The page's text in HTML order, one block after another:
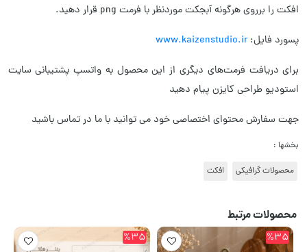
افکت را برروی هرگونه آبجکت موردنظر با فرمت png قرار دهید.
پسورد فایل: www.kaizenstudio.ir
برای دریافت فرمت‌های دیگری از این محصول به واتسپ پشتیبانی سایت
استودیو طراحی کایزن پیام دهید
جهت سفارش محتوای اختصاصی خود می توانید با ما در تماس باشید
بخشها :
محصولات گرافیکی افکت
محصولات مرتبط
%35
%35